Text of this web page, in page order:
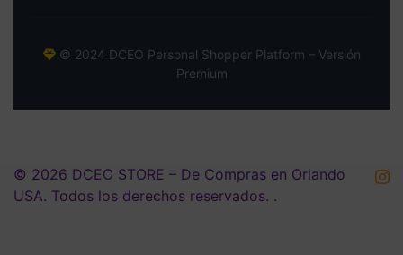
© 2024 DCEO Personal Shopper Platform – Versión
Premium
© 2026 DCEO STORE – De Compras en Orlando
USA. Todos los derechos reservados. .